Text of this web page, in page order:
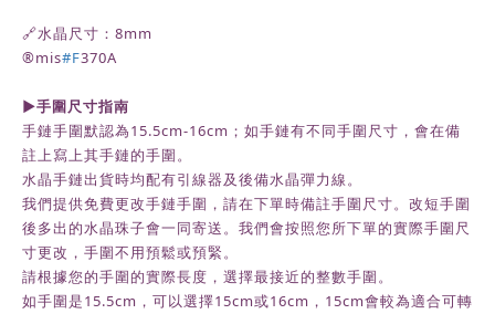
🔗水晶尺寸：8mm
®️mis#F370A
►手圍尺寸指南
手鏈手圍默認為15.5cm-16cm ；如手鏈有不同手圍尺寸，會在備
註上寫上其手鏈的手圍。
水晶手鏈出貨時均配有引線器及後備水晶彈力線。
我們提供免費更改手鏈手圍，請在下單時備註手圍尺寸。改短手圍
後多出的水晶珠子會一同寄送。我們會按照您所下單的實際手圍尺
寸更改，手圍不用預鬆或預緊。
請根據您的手圍的實際長度，選擇最接近的整數手圍。
如手圍是15.5cm，可以選擇15cm或16cm，15cm會較為適合可轉